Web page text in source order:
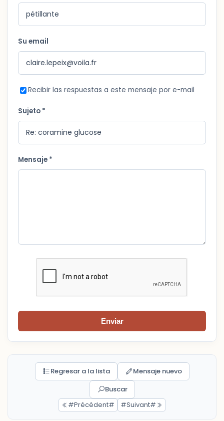
Su email
Recibir las respuestas a este mensaje por e-mail
Sujeto *
Mensaje *
Enviar
Regresar a la lista
Mensaje nuevo
Buscar
#Précédent#
#Suivant#